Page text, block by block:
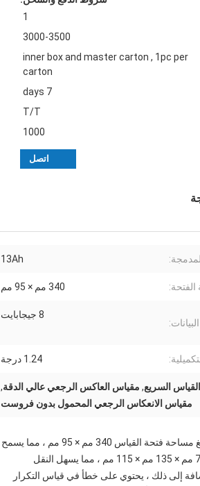
1
3000-3500
inner box and master carton , 1pc per
carton
7 days
T/T
1000
اتصل
13Ah
340 مم × 95 مم
8 جيجابايت
1.24 درجة
السريع, مقياس العاكس الرجعي عالي الدقة,
مقياس الانعكاس الرجعي المحمول بدون فروست
Retroreflector Meter هو أداة محمولة مصممة لقياسات دقيقة للغاية للانعكاس الزاوي.تبلغ مساحة فتحة القياس 340 مم × 95 مم ، مما يسمح
بمجموعة واسعة من التطبيقات.يتم تضمين شاحن DC 8.4V للتشغيل المريح.حجم الجهاز 700 مم × 135 مم × 115 مم ، مما يسهل النقل
للغاية.بالإضافة إلى ذلك ، يحتوي على خطأ في قياس التكرار